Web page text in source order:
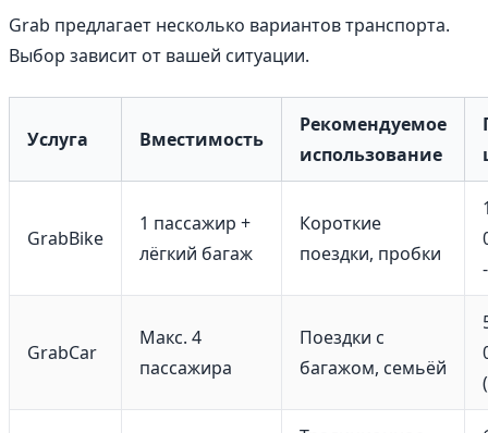
Grab предлагает несколько вариантов транспорта.
Выбор зависит от вашей ситуации.
Услуга Вместимость
Рекомендуемое
использование
GrabBike
1 пассажир +
лёгкий багаж
Короткие
поездки, пробки
GrabCar
Макс. 4
пассажира
Поездки с
багажом, семьёй